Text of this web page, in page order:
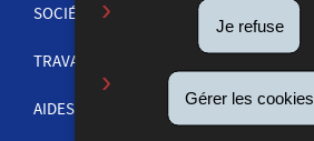
Je refuse
Gérer les cookies
SOCIÉTÉS ET COMMERCE
TRAVAIL
AIDES ET INFORMATIONS